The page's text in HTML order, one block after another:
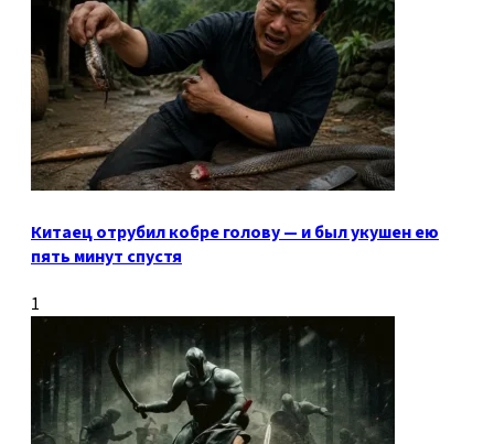
Китаец отрубил кобре голову — и был укушен ею
пять минут спустя
1